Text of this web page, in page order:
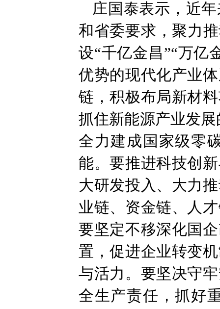
庄国泰表示，近
和省委要求，聚力
设“千亿金昌”“万亿
优势的现代化产业
链，积极布局新材
抓住新能源产业发
全力建成国家级零
能。要推进科技创
大研发投入、大力
业链、资金链、人
要坚定不移深化国
置，促进企业转变
与活力。要坚决守
全生产责任，抓好